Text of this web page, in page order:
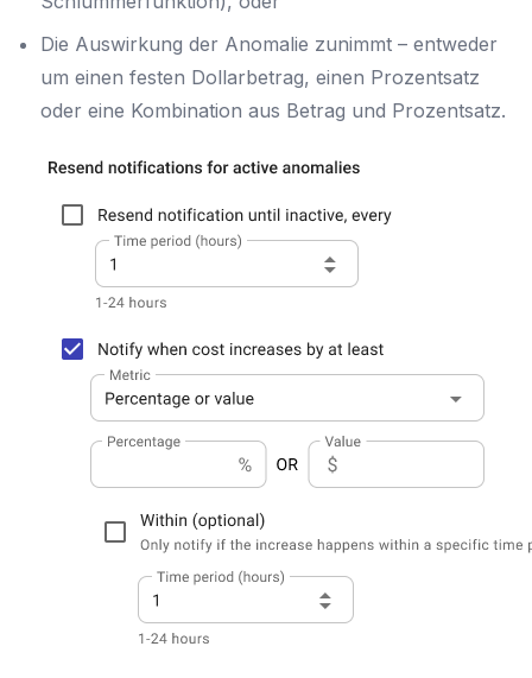
Die Auswirkung der Anomalie zunimmt – entweder
um einen festen Dollarbetrag, einen Prozentsatz
oder eine Kombination aus Betrag und Prozentsatz.